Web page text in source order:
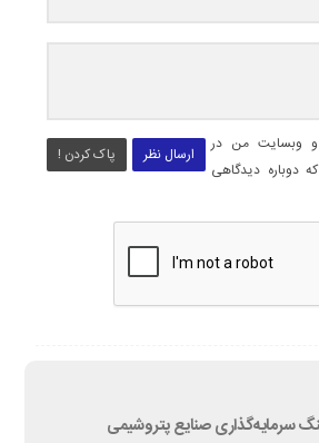
ارسال نظر پاک کردن !
و وبسایت من در
دوباره دیدگاهی
سرمایه‌گذاری صنایع پتروشیمی